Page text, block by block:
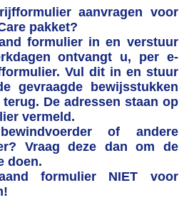
aanvragen voor
pakket?
formulier in en verstuur
ontvangt u, per e-
Vul dit in en stuur
gevraagde bewijsstukken
De adressen staan op
vermeld.
of andere
Vraag deze dan om de
doen.
formulier NIET voor